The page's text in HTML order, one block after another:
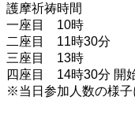
護摩祈祷時間
一座目 10時
二座目 11時30分
三座目 13時
四座目 14時30分 開
※当日参加人数の様子